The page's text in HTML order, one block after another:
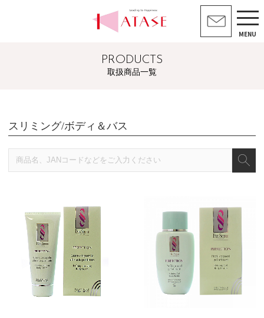
MENU
PRODUCTS
取扱商品一覧
スリミング/ボディ＆バス